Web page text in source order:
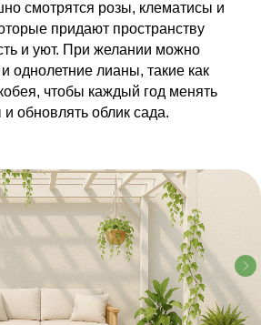
смотрятся розы, клематисы и
придают пространству
и уют. При желании можно
однолетние лианы, такие как
чтобы каждый год менять
и обновлять облик сада.